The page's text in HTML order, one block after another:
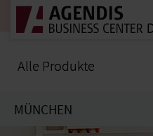
Alle Produkte
Alle Produkte
MÜNCHEN